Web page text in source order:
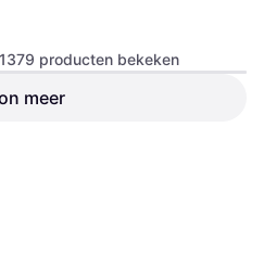
producten bekeken
meer